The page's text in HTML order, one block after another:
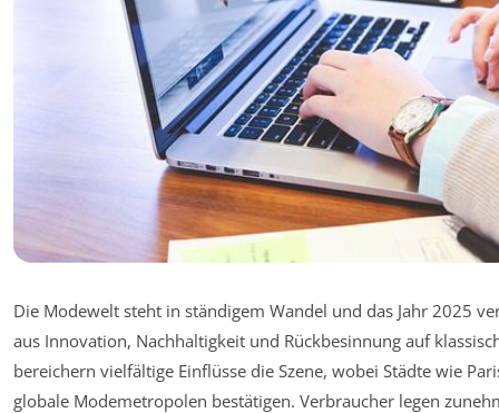
Die Modewelt steht in ständigem Wandel und das Jahr 2025
aus Innovation, Nachhaltigkeit und Rückbesinnung auf
bereichern vielfältige Einflüsse die Szene, wobei Städte wie
globale Modemetropolen bestätigen. Verbraucher legen